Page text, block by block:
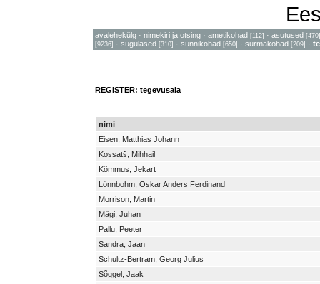
avalehekülg · nimekiri ja otsing · ametikohad [112] · asutused [470]
[9236] · sugulased [310] · sünnikohad [650] · surmakohad [209] ·
REGISTER: tegevusala
nimi
Eisen, Matthias Johann
Kossatš, Mihhail
Kõmmus, Jekart
Lönnbohm, Oskar Anders Ferdinand
Morrison, Martin
Mägi, Juhan
Pallu, Peeter
Sandra, Jaan
Schultz-Bertram, Georg Julius
Sõggel, Jaak